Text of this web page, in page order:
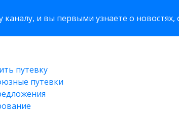
и вы первыми узнаете о новостях,
путевку
путевки